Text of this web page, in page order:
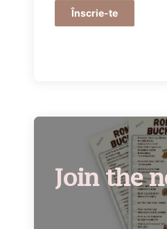
Înscrie-te
Join the